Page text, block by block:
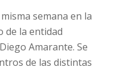
semana en la
de la entidad
Amarante. Se
de las distintas